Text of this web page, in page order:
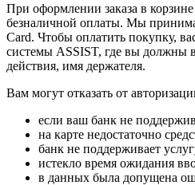
При оформлении заказа в
безналичной оплаты. Мы
Card. Чтобы оплатить покупку,
системы ASSIST, где вы должны
действия, имя держателя.
Вам могут отказать от
если ваш банк не
на карте недостаточно
банк не поддерживает
истекло время ожидания
в данных была допущена